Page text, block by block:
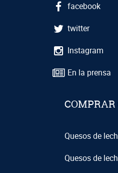
facebook
twitter
Instagram
En la prensa
COMPRAR
Quesos de
Quesos de